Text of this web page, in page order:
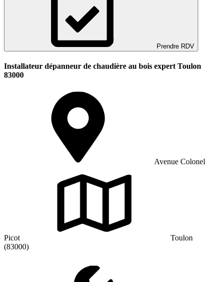
Prendre RDV
Installateur dépanneur de chaudière au bois expert Toulon
83000
Avenue Colonel
Picot
Toulon
(83000)